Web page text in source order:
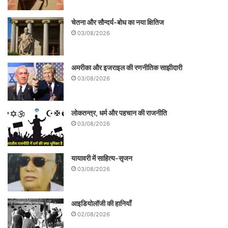
उनकी गाड़ी चल निकली थी। तब वे अच्छन महाराज
के बेटे, शंभू महाराज और लच्छू महाराज के भतीजे
थे।
उन्हीं दिनों लखनऊ में एक महफिल सजी थी। उस्ताद
बिस्मिल्लाह खान शहनाई बजा चुके थे और मंच से
चेतना और सौन्दर्य-बोध का नया क्षितिज
03/08/2026
अमरीका और इजराइल की रणनीतिक साझीदारी
03/08/2026
लोकतन्त्र, धर्म और पहचान की राजनीति
03/08/2026
यायावरी में साहित्य-सृजन
03/08/2026
आइडियोलॉजी की हानियाँ
02/08/2026